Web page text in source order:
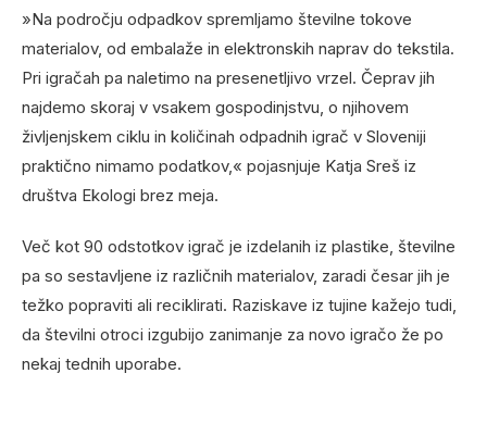
»Na področju odpadkov spremljamo številne tokove
materialov, od embalaže in elektronskih naprav do tekstila.
Pri igračah pa naletimo na presenetljivo vrzel. Čeprav jih
najdemo skoraj v vsakem gospodinjstvu, o njihovem
življenjskem ciklu in količinah odpadnih igrač v Sloveniji
praktično nimamo podatkov,« pojasnjuje Katja Sreš iz
društva Ekologi brez meja.
Več kot 90 odstotkov igrač je izdelanih iz plastike, številne
pa so sestavljene iz različnih materialov, zaradi česar jih je
težko popraviti ali reciklirati. Raziskave iz tujine kažejo tudi,
da številni otroci izgubijo zanimanje za novo igračo že po
nekaj tednih uporabe.